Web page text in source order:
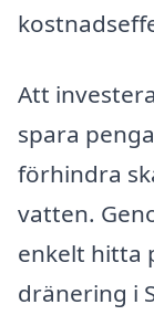
Att
spara
förhindra
vatten.
enkelt hitta
dränering i